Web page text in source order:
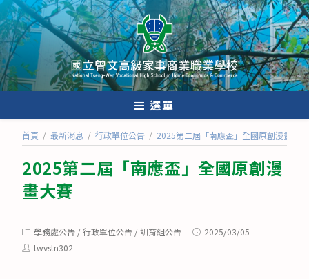
跳
轉
至
主
要
內
選單
首頁 / 最新消息 / 行政單位公告 / 2025第二屆「南應盃」全國原創漫畫大賽
2025第二屆「南應盃」全國原創漫
畫大賽
Post
category:
學務處公告 /行政單位公告 /訓育組公告
Post2025/03/05
Posttwvstn302